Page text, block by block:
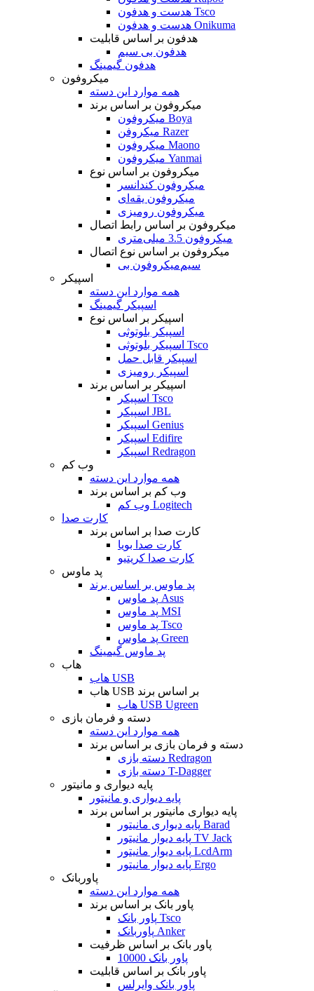
هدست و هدفون Tsco
هدست و هدفون Onikuma
هدفون بر اساس قابلیت
هدفون بی سیم
هدفون گیمینگ
میکروفون
همه موارد این دسته
میکروفون بر اساس برند
میکروفون Boya
میکروفن Razer
میکروفون Maono
میکروفون Yanmai
میکروفون بر اساس نوع
میکروفون کندانسر
میکروفون یقه‌ای
میکروفون رومیزی
میکروفون بر اساس رابط اتصال
میکروفون 3.5 میلی‌متری
میکروفون بر اساس نوع اتصال
میکروفون بی‌‎سیم
اسپیکر
همه موارد این دسته
اسپیکر گیمینگ
اسپیکر بر اساس نوع
اسپیکر بلوتوثی
اسپیکر بلوتوثی Tsco
اسپیکر قابل حمل
اسپیکر رومیزی
اسپیکر بر اساس برند
اسپیکر Tsco
اسپیکر JBL
اسپیکر Genius
اسپیکر Edifire
اسپیکر Redragon
وب کم
همه موارد این دسته
وب کم بر اساس برند
وب کم Logitech
کارت صدا
کارت صدا بر اساس برند
کارت صدا بویا
کارت صدا کریتیو
پد ماوس
پد ماوس بر اساس برند
پد ماوس Asus
پد ماوس MSI
پد ماوس Tsco
پد ماوس Green
پد ماوس گیمینگ
هاب
هاب USB
هاب USB بر اساس برند
هاب USB Ugreen
دسته و فرمان بازی
همه موارد این دسته
دسته و فرمان بازی بر اساس برند
دسته بازی Redragon
دسته بازی T-Dagger
پایه دیواری و مانیتور
پایه دیواری و مانیتور
پایه دیواری مانیتور بر اساس برند
پایه دیواری مانیتور Barad
پایه دیوار مانیتور TV Jack
پایه دیوار مانیتور LcdArm
پایه دیوار مانیتور Ergo
پاوربانک
همه موارد این دسته
پاور بانک بر اساس برند
پاور بانک Tsco
پاوربانک Anker
پاور بانک بر اساس ظرفیت
پاور بانک 10000
پاور بانک بر اساس قابلیت
پاور بانک وایرلس